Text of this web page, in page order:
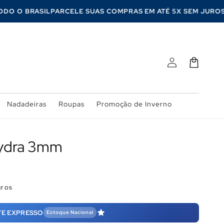
TODO O BRASILPARCELE SUAS COMPRAS EM ATÉ 5X SEM
Nadadeiras Roupas Promoção de Inverno
Fazer
login
Carrinho
3mm
EXPRESSO Estoque Nacional